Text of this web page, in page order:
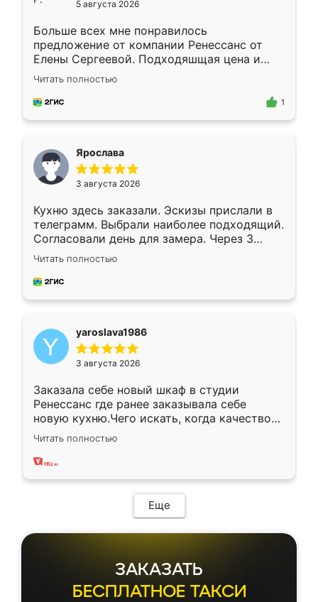
5 августа 2026
Больше всех мне понравилось
предложение от компании Ренессанс от
Елены Сергеевой. Подходяшщая цена и
короткие сроки изготовления. Приехавший
для замера сотрудник Владислав
предложил по моему эскизу самый
Читать полностью
1
Ярослава
3 августа 2026
Кухню здесь заказали. Эскизы прислали в
телеграмм. Выбрали наиболее подходящий.
Согласовали день для замера. Через 3
недели кухня была уже готова. Остались
довольны работой. Спасибо Ренессанс
мебель за качественную работу!
Читать полностью
yaroslava1986
3 августа 2026
Заказала себе новый шкаф в студии
Ренессанс где ранее заказывала себе
новую кухню.Чего искать, когда качеством
вполне довольна. Служит кухня уже почти
два года, нареканий нет.
Читать полностью
Еще
ЗАКАЗАТЬ
БЕСПЛАТНОЕ ТАКСИ